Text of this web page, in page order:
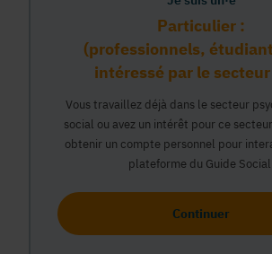
Particulier :
(professionnels,
intéressé par le secteur
Vous travaillez déjà dans le secteur
social ou avez un intérêt pour ce
obtenir un compte personnel pour
plateforme du Guide Social.
Continuer